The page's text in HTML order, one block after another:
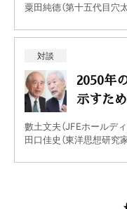
粟田純德（第十五代目穴
対談
2050年
示すた
數土文夫（JFEホールデ
田口佳史（東洋思想研究家